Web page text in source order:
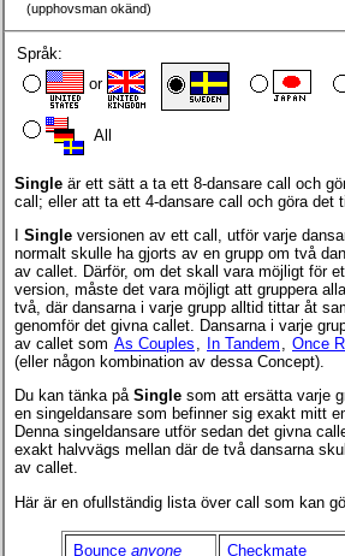
(upphovsman okänd)
Språk:
or
All
Single är ett sätt a ta ett 8-dansare call och
call; eller att ta ett 4-dansare call och göra det
Single versionen av ett call, utför varje
normalt skulle ha gjorts av en grupp om två
av callet. Därför, om det skall vara möjligt för
version, måste det vara möjligt att gruppera
två, där dansarna i varje grupp alltid tittar åt
genomför det givna callet. Dansarna i varje
av callet som As Couples In Tandem Once
(eller någon kombination av dessa Concept).
Du kan tänka på Single som att ersätta varje
en singeldansare som befinner sig exakt mitt
Denna singeldansare utför sedan det givna
exakt halvvägs mellan där de två dansarna
av callet.
Här är en ofullständig lista över call som kan
Bounce anyone Checkmate